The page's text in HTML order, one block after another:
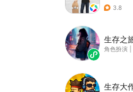
3.8
生存之
角色扮演
生存大